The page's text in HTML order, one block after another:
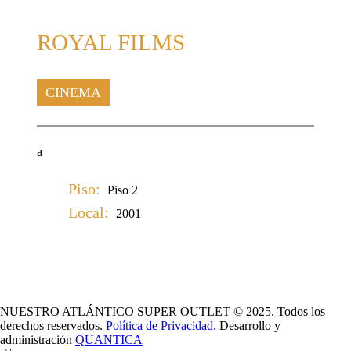
ROYAL FILMS
CINEMA
a
Piso: Piso 2
Local: 2001
NUESTRO ATLÁNTICO SUPER OUTLET © 2025. Todos los
derechos reservados. Política de Privacidad. Desarrollo y
administración QUANTICA